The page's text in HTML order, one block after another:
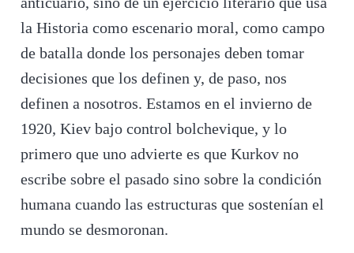
la Historia como escenario moral, como campo
de batalla donde los personajes deben tomar
decisiones que los definen y, de paso, nos
definen a nosotros. Estamos en el invierno de
1920, Kiev bajo control bolchevique, y lo
primero que uno advierte es que Kurkov no
escribe sobre el pasado sino sobre la condición
humana cuando las estructuras que sostenían el
mundo se desmoronan.